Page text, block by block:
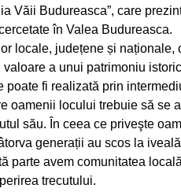
Văii Budureasca”, care
în Valea Budureasca.
locale, județene și naționale,
a unui patrimoniu
fi realizată prin
oamenii locului trebuie să se
său. În ceea ce priveşte
generații au scos la
parte avem comunitatea
trecutului.